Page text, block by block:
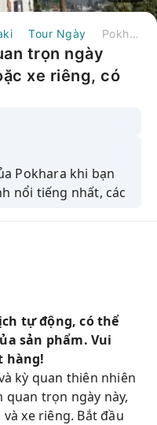
Tour Ngày Pokhara | Tour tham quan trọn ngày bằng xe buýt chung hoặc xe riêng, có đón/trả khách tại khách sạn
trọn ngày
xe riêng, có
Pokhara khi bạn
nổi tiếng nhất, các
Shiva Pumdikot
Thế giới thanh
mục của dãy
kỷ niệm khó quên.
thiên nhiên khi
hùng vĩ, hẻm núi
yên bình của hồ
tự động, có thể
sản phẩm. Vui
hàng!
kỳ quan thiên nhiên
trọn ngày này,
xe riêng. Bắt đầu